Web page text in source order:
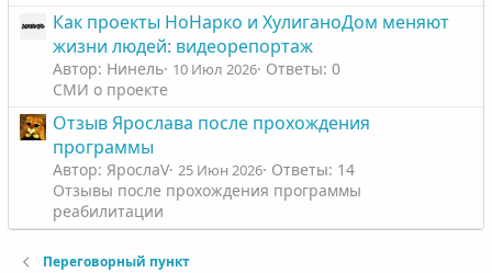
Как проекты НоНарко и ХулиганоДом меняют
жизни людей: видеорепортаж
Автор: Нинель 10 Июл 2026 Ответы: 0
СМИ о проекте
Отзыв Ярослава после прохождения
программы
Автор: ЯрослаV 25 Июн 2026 Ответы: 14
Отзывы после прохождения программы
реабилитации
Переговорный пункт